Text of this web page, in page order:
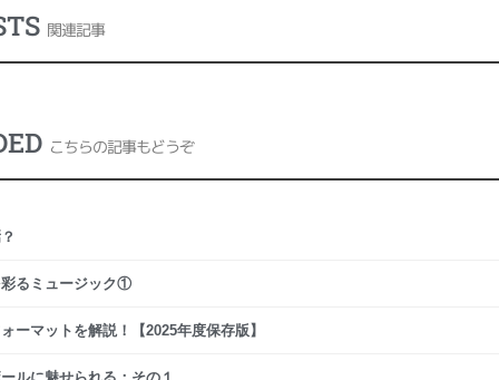
関連記事
こちらの記事もどうぞ
るミュージック①
ーマットを解説！【2025年度保存版】